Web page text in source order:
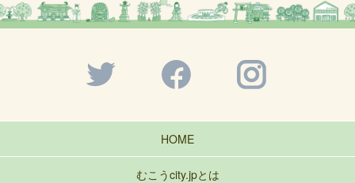
HOME
むこうcity.jpとは